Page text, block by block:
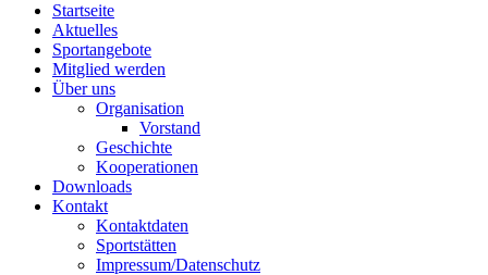
Startseite
Aktuelles
Sportangebote
Mitglied werden
Über uns
Organisation
Vorstand
Geschichte
Kooperationen
Downloads
Kontakt
Kontaktdaten
Sportstätten
Impressum/Datenschutz